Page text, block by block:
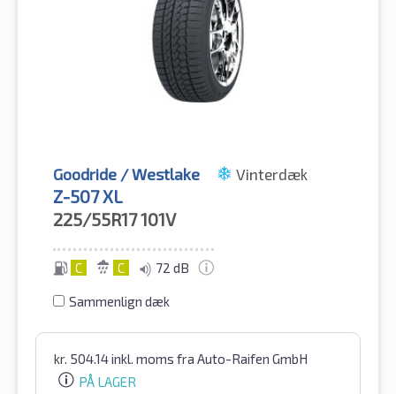
Goodride / Westlake Vinterdæk
Z-507 XL
225/55R17101V
C C 72 dB
Sammenlign dæk
kr. 504.14inkl. moms fra Auto-Raifen GmbH
PÅ LAGER